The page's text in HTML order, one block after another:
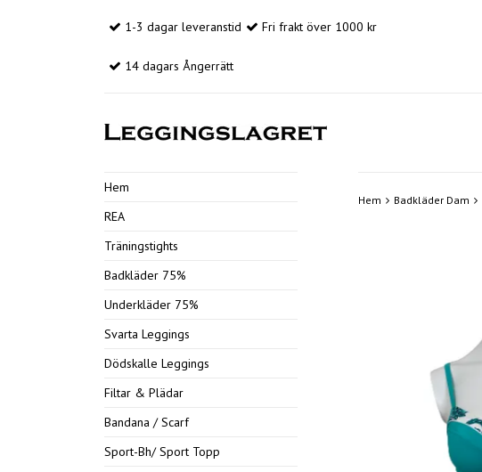
1-3 dagar leveranstid Fri frakt över 1000 kr
14 dagars Ångerrätt
Hem
REA
Träningstights
Badkläder 75%
Underkläder 75%
Svarta Leggings
Dödskalle Leggings
Filtar & Plädar
Bandana / Scarf
Sport-Bh/ Sport Topp
Hem Badkläder Dam